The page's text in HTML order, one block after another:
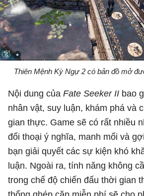
Thiên Mệnh Kỳ Ngự 2 có bản đồ mở
Nội dung của Fate Seeker II bao
nhân vật, suy luận, khám phá và
gian thực. Game sẽ có rất nhiều
đối thoại ý nghĩa, manh mối và
bạn giải quyết các sự kiện khó
luận. Ngoài ra, tính năng không
trong chế độ chiến đấu thời gian